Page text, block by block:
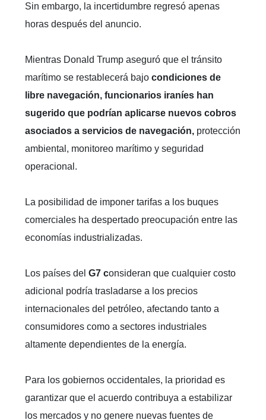
Sin embargo, la incertidumbre regresó apenas
horas después del anuncio.
Mientras Donald Trump aseguró que el tránsito
marítimo se restablecerá bajo condiciones de
libre navegación, funcionarios iraníes han
sugerido que podrían aplicarse nuevos cobros
asociados a servicios de navegación, protección
ambiental, monitoreo marítimo y seguridad
operacional.
La posibilidad de imponer tarifas a los buques
comerciales ha despertado preocupación entre las
economías industrializadas.
Los países del G7 consideran que cualquier costo
adicional podría trasladarse a los precios
internacionales del petróleo, afectando tanto a
consumidores como a sectores industriales
altamente dependientes de la energía.
Para los gobiernos occidentales, la prioridad es
garantizar que el acuerdo contribuya a estabilizar
los mercados y no genere nuevas fuentes de